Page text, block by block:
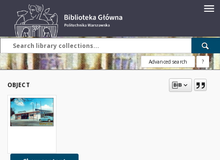
Advanced search ?
OBJECT